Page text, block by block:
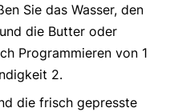
Sie das Wasser, den
die Butter oder
Programmieren von 1
2.
die frisch gepresste